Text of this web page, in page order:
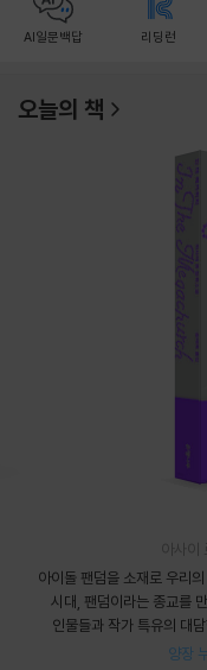
AI일문백답 리딩런
오늘의 책
아사
아이돌 팬덤을 소재로 우리
시대, 팬덤이라는 종교를
인물들과 작가 특유의 대
양장